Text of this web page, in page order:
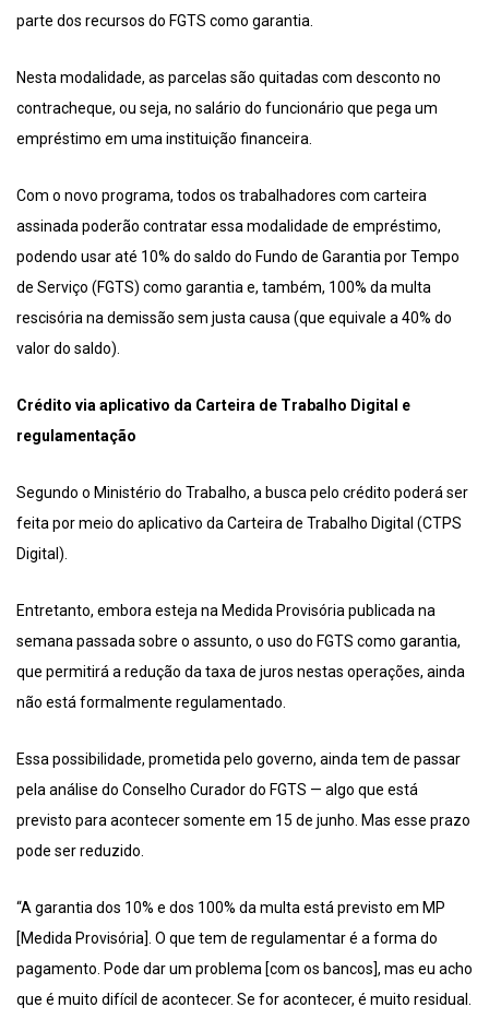
parte dos recursos do FGTS como garantia.
Nesta modalidade, as parcelas são quitadas com desconto no
contracheque, ou seja, no salário do funcionário que pega um
empréstimo em uma instituição financeira.
Com o novo programa, todos os trabalhadores com carteira
assinada poderão contratar essa modalidade de empréstimo,
podendo usar até 10% do saldo do Fundo de Garantia por Tempo
de Serviço (FGTS) como garantia e, também, 100% da multa
rescisória na demissão sem justa causa (que equivale a 40% do
valor do saldo).
Crédito via aplicativo da Carteira de Trabalho Digital e
regulamentação
Segundo o Ministério do Trabalho, a busca pelo crédito poderá ser
feita por meio do aplicativo da Carteira de Trabalho Digital (CTPS
Digital).
Entretanto, embora esteja na Medida Provisória publicada na
semana passada sobre o assunto, o uso do FGTS como garantia,
que permitirá a redução da taxa de juros nestas operações, ainda
não está formalmente regulamentado.
Essa possibilidade, prometida pelo governo, ainda tem de passar
pela análise do Conselho Curador do FGTS — algo que está
previsto para acontecer somente em 15 de junho. Mas esse prazo
pode ser reduzido.
“A garantia dos 10% e dos 100% da multa está previsto em MP
[Medida Provisória]. O que tem de regulamentar é a forma do
pagamento. Pode dar um problema [com os bancos], mas eu acho
que é muito difícil de acontecer. Se for acontecer, é muito residual.